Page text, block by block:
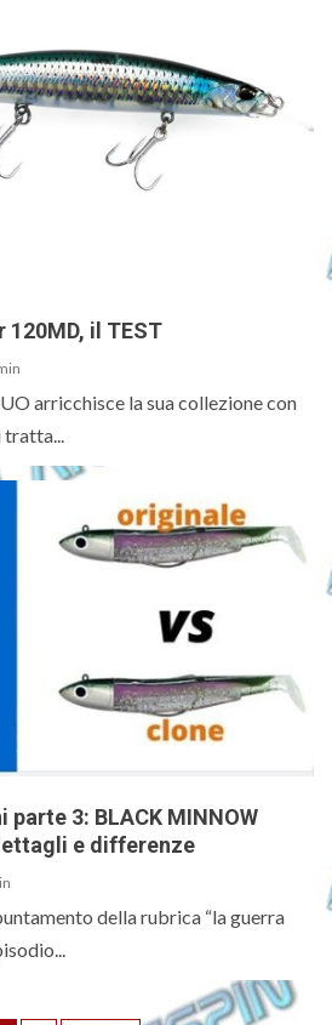
120MD, il TEST
arricchisce la sua collezione con
tratta...
3: BLACK MINNOW
e differenze
della rubrica “la guerra